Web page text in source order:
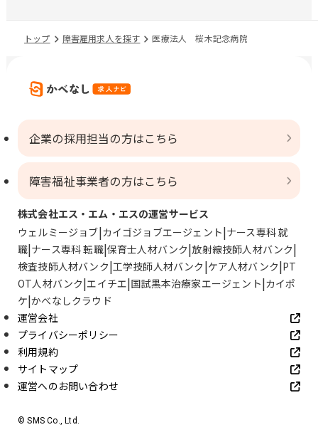
トップ 障害雇用求人を探す 医療法人 桜木記念病院
企業の採用担当の方はこちら
障害福祉事業者の方はこちら
株式会社エス・エム・エスの運営サービス
ウェルミージョブ カイゴジョブエージェント ナース専科 就
職 ナース専科 転職 保育士人材バンク 放射線技師人材バンク
検査技師人材バンク 工学技師人材バンク ケア人材バンク PT
OT人材バンク エイチエ 国試黒本治療家エージェント カイポ
ケ かべなしクラウド
運営会社
プライバシーポリシー
利用規約
サイトマップ
運営へのお問い合わせ
© SMS Co., Ltd.